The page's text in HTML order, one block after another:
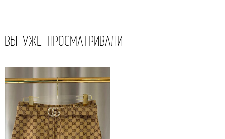
ВЫ УЖЕ ПРОСМАТРИВАЛИ